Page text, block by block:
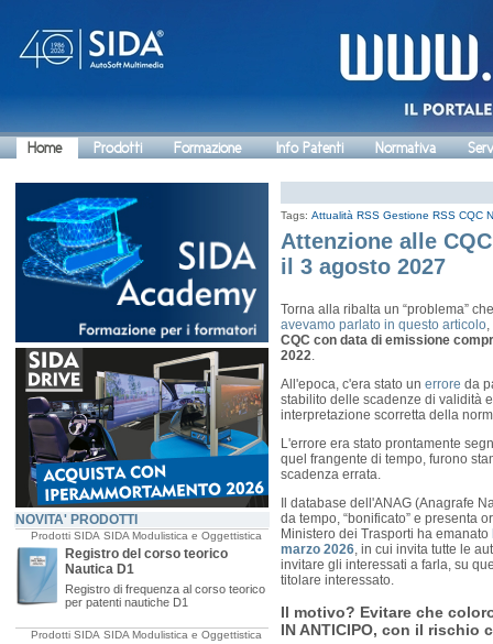
Home Prodotti Formazione Info Patenti Normativa
NOVITA' PRODOTTI
Prodotti SIDA SIDA Modulistica e Oggettistica
Registro del corso teorico
Nautica D1
Registro di frequenza al corso teorico
per patenti nautiche D1
Prodotti SIDA SIDA Modulistica e Oggettistica
Tags: Attualità RSS Gestione RSS CQC
Attenzione alle
il 3 agosto 2027
Torna alla ribalta un “problema”
avevamo parlato in questo articolo
CQC con data di emissione
2022.
All'epoca, c'era stato un errore da
stabilito delle scadenze di validità
interpretazione scorretta della
L'errore era stato prontamente
quel frangente di tempo, furono
scadenza errata.
Il database dell'ANAG (Anagrafe
da tempo, “bonificato” e presenta
Ministero dei Trasporti ha emanato
marzo 2026, in cui invita tutte le
invitare gli interessati a farla, su
titolare interessato.
Il motivo? Evitare che
IN ANTICIPO, con il rischio